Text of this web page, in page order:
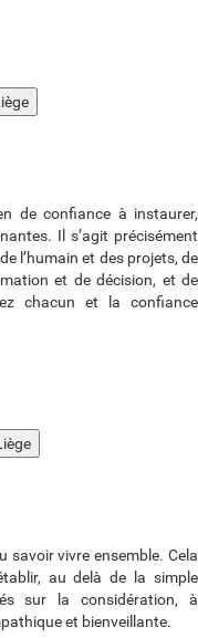
de confiance à instaurer,
Il s’agit précisément
l’humain et des projets, de
et de décision, et de
chacun et la confiance
vivre ensemble. Cela
au delà de la simple
sur la considération, à
et bienveillante.